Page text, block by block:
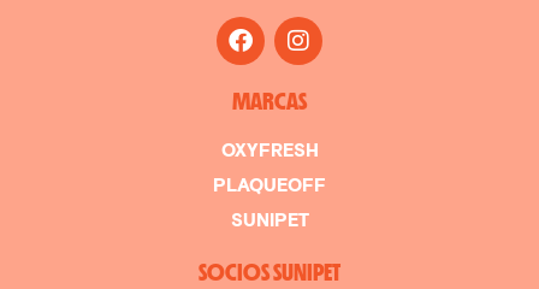
MARCAS
OXYFRESH
PLAQUEOFF
SUNIPET
SOCIOS SUNIPET